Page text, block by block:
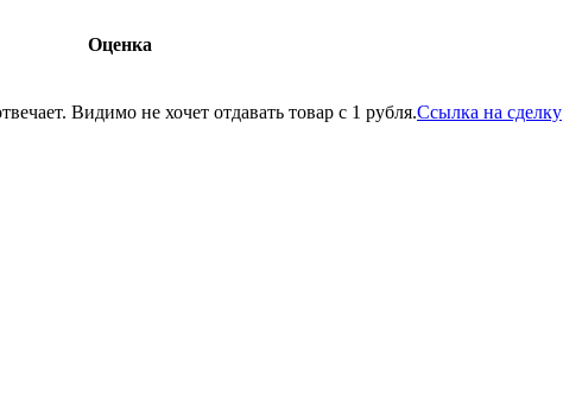
Оценка
Видимо не хочет отдавать товар с 1 рубля.Ссылка на сделку